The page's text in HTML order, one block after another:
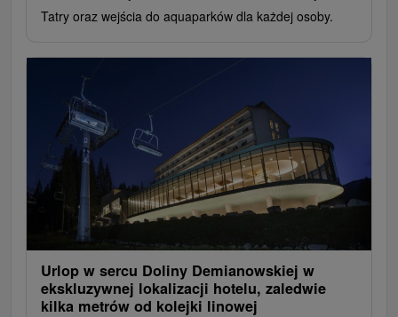
Tatry oraz wejścia do aquaparków dla każdej osoby.
Urlop w sercu Doliny Demianowskiej w
ekskluzywnej lokalizacji hotelu, zaledwie
kilka metrów od kolejki linowej